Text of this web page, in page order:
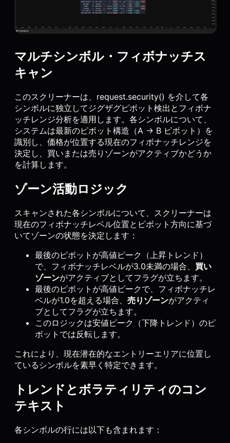
マルチシンボル・フィボナッチス
キャン
このスクリーナーは、request.security() を介して各
シンボルに独立してジグザグピボット検出とフィボナ
ッチレンジ分析を適用します。各シンボルについて、
システムは最新のピボット構造（A → B ピボット）を
識別し、価格が位置する現在のフィボナッチレンジを
決定し、買いまたは売りゾーンがアクティブかどうか
を計算します。
ゾーン活動ロジック
スキャンされた各シンボルについて、スクリーナーは
現在のフィボナッチレベル位置とピボット方向に基づ
いてゾーンの状態を決定します：
最後のピボットが高値ピーク（上昇トレンド）
で、フィボナッチレベルが3.0未満の場合、 買い
ゾーンがアクティブとしてフラグが立ちます。
最後のピボットが高値ピークで、フィボナッチレ
ベルが1.0を超える場合、 売りゾーンがアクティ
ブとしてフラグが立ちます。
このロジックは安値ピーク（下降トレンド）のピ
ボットでは反転します。
これにより、現在潜在的なエントリーエリアに位置し
ているシンボルを素早く特定できます。
トレンドとボラティリティのコン
テキスト
各シンボルの行には以下も含まれます：